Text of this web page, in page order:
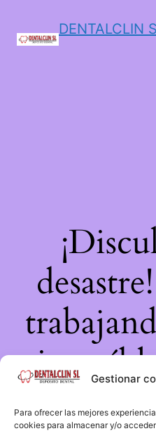
Gestionar
Para ofrecer las mejores
cookies para almacenar y/o
DENTALCLIN